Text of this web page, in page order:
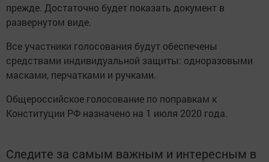
прежде. Достаточно будет показать документ в
развернутом виде.
Все участники голосования будут обеспечены
средствами индивидуальной защиты: одноразовыми
масками, перчатками и ручками.
Общероссийское голосование по поправкам к
Конституции РФ назначено на 1 июля 2020 года.
Следите за самым важным и интересным в